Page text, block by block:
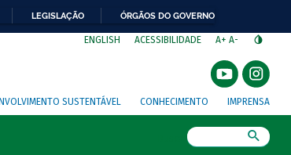
LEGISLAÇÃO ÓRGÃOS DO GOVERNO
ENGLISH ACESSIBILIDADE A+ A-
SUSTENTÁVEL CONHECIMENTO IMPRENSA